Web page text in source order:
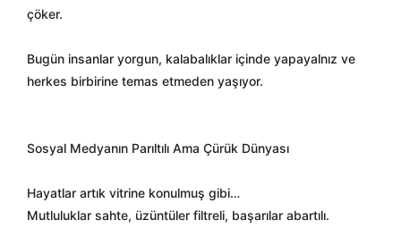
çöker.
Bugün insanlar yorgun, kalabalıklar içinde yapayalnız ve
herkes birbirine temas etmeden yaşıyor.
Sosyal Medyanın Parıltılı Ama Çürük Dünyası
Hayatlar artık vitrine konulmuş gibi…
Mutluluklar sahte, üzüntüler filtreli, başarılar abartılı.